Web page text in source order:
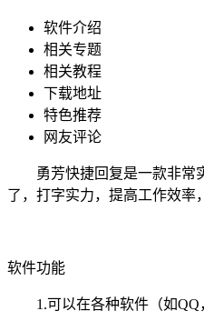
软件介绍
相关专题
相关教程
下载地址
特色推荐
网友评论
勇芳快捷回复是一款非常实
了，打字实力，提高工作效率
软件功能
1.可以在各种软件（如QQ